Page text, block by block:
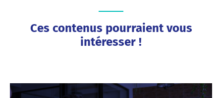
Ces contenus pourraient vous
intéresser !